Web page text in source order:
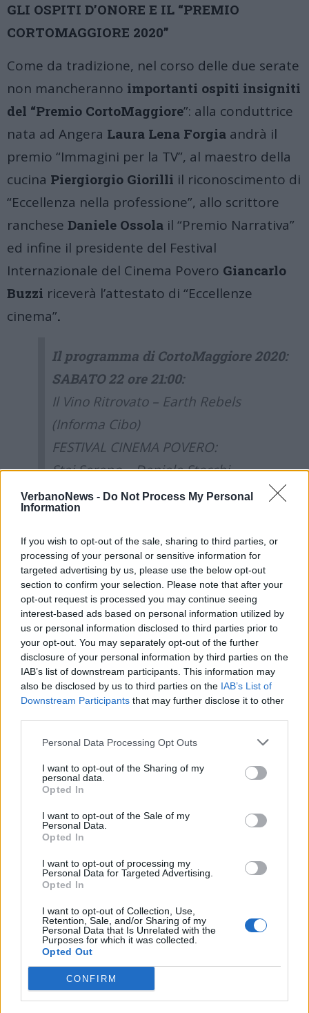
VerbanoNews - Do Not Process My Personal
Information
If you wish to opt-out of the sale, sharing to third parties, or
processing of your personal or sensitive information for
targeted advertising by us, please use the below opt-out
section to confirm your selection. Please note that after your
opt-out request is processed you may continue seeing
interest-based ads based on personal information utilized by
us or personal information disclosed to third parties prior to
your opt-out. You may separately opt-out of the further
disclosure of your personal information by third parties on the
IAB’s list of downstream participants. This information may
also be disclosed by us to third parties on the IAB’s List of
Downstream Participants that may further disclose it to other
Personal Data Processing Opt Outs
I want to opt-out of the Sharing of my
personal data.
Opted In
I want to opt-out of the Sale of my
Personal Data.
Opted In
I want to opt-out of processing my
Personal Data for Targeted Advertising.
Opted In
I want to opt-out of Collection, Use,
Retention, Sale, and/or Sharing of my
Personal Data that Is Unrelated with the
Purposes for which it was collected.
Opted Out
CONFIRM
GLI OSPITI D’ONORE E IL “PREMIO
CORTOMAGGIORE 2020”
Come da tradizione, nel corso delle due serate
non mancheranno importanti ospiti insigniti
del “Premio CortoMaggiore”: alla conduttrice
nata ad Angera Laura Lena Forgia andrà il
premio “Immagini per la TV”, al maestro della
cucina Piergiorgio Giorilli il riconoscimento di
“Eccellenza nella professione”, allo scrittore
ranchese Daniele Ossola il “Premio Narrativa”
ed infine il presidente del Festival
Internazionale del Cinema Povero Giancarlo
Buzzi riceverà l’attestato di “Eccellenze
cinema”.
Il programma di CortoMaggiore 2020:
SABATO 22 ore 21:00:
Il Vino Ritrovato – Earth Rebels
(Informa Cibo)
FESTIVAL CINEMA POVERO:
Stai Sereno – Daniele Stocchi
Partenze – N. Morganti Patrignani
Cup of Tea – Jitendra Rai
El Atraco – Alfonso Dìaz
Pollicino – Cristiano Anania
Ospiti d’onore: Laura Forgia e
Piergiorgio Giorilli(Riceveranno il
premio CortoMaggiore 2020)
Omaggio a Ennio Morricone
DOMENICA 23 ore 21:00:
Cartolina da Angera – M. Jamundo e F.
Ponti
Sent chi l’è chel parla – La Cumpagnia i
Piott
Aldo Lado
Ennio Morricone
FESTIVAL CINEMA POVERO:
Midgard Tales – R. Gusmeroli e P.
Aggrappati a Me – Luca Arcidiacono
Sogno Barocco – Tommaso Latina
L’Uomo che uccise James Bond– F.
Guarnori